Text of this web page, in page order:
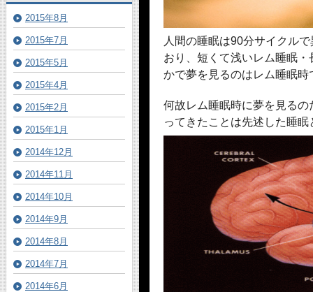
人間の睡眠は90分サイクル
おり、短くて浅いレム睡眠
かで夢を見るのはレム睡眠時
何故レム睡眠時に夢を見る
ってきたことは先述した睡
2015年8月
2015年7月
2015年5月
2015年4月
2015年2月
2015年1月
2014年12月
2014年11月
2014年10月
2014年9月
2014年8月
2014年7月
2014年6月